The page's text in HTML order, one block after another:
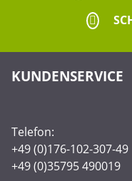
KUNDENSERVICE
Telefon:
+49 (0)176-102-307-49
+49 (0)35795 490019